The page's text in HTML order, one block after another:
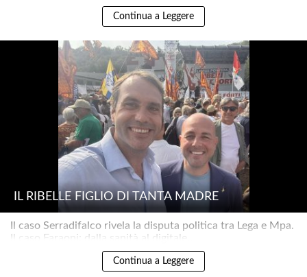
Continua a Leggere
IL RIBELLE FIGLIO DI TANTA MADRE
Il caso Serradifalco rivela la disputa politica tra Lega e Mpa.
Il caso Faraoni: dalla sanità al digitale..
Continua a Leggere